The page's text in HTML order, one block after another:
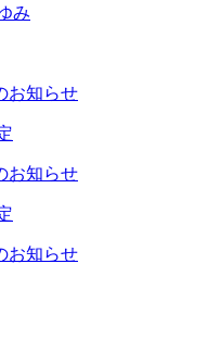
み
お知らせ
お知らせ
お知らせ